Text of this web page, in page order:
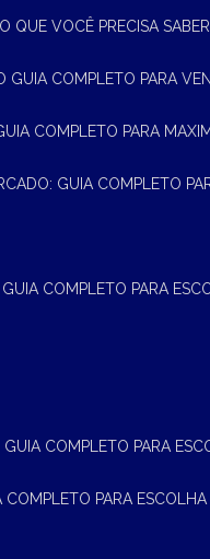
QUE VOCÊ PRECISA SABER
GUIA COMPLETO PARA
COMPLETO PARA
GUIA COMPLETO
GUIA COMPLETO PARA
GUIA COMPLETO PARA
COMPLETO PARA ESCOLHA